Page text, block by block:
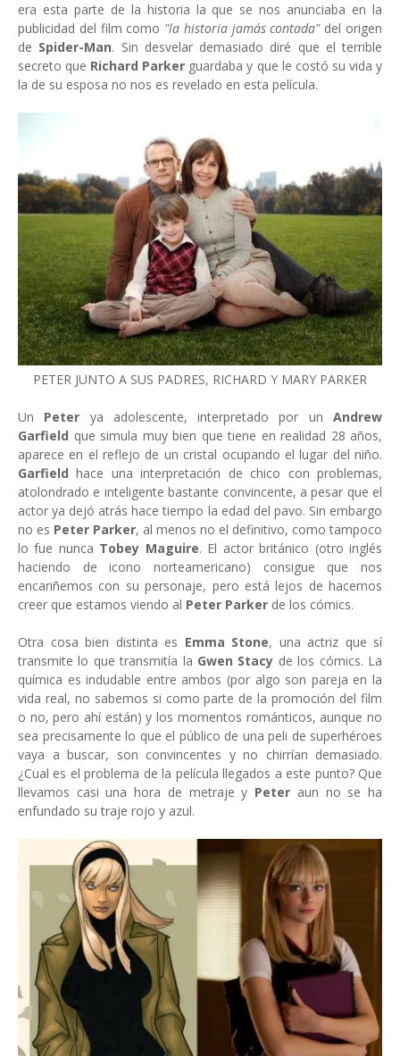
era esta parte de la historia la que se nos anunciaba en la
publicidad del film como "la historia jamás contada"del origen
de Spider-Man. Sin desvelar demasiado diré que el terrible
secreto que Richard Parker guardaba y que le costó su vida y
la de su esposa no nos es revelado en esta película.
PETER JUNTO A SUS PADRES, RICHARD Y MARY PARKER
Un Peter ya adolescente, interpretado por unAndrew
Garfield que simula muy bien que tiene en realidad 28 años,
aparece en el reflejo de un cristal ocupando el lugar del niño.
Garfieldhace una interpretación de chico con problemas,
atolondrado e inteligente bastante convincente, a pesar que el
actor ya dejó atrás hace tiempo la edad del pavo. Sin embargo
no es Peter Parker, al menos no el definitivo, como tampoco
lo fue nunca Tobey Maguire. El actor británico (otro inglés
haciendo de icono norteamericano) consigue que nos
encariñemos con su personaje, pero está lejos de hacernos
creer que estamos viendo al Peter Parker de los cómics.
Otra cosa bien distinta es Emma Stone, una actriz que sí
transmite lo que transmitía la Gwen Stacy de los cómics. La
química es indudable entre ambos (por algo son pareja en la
vida real, no sabemos si como parte de la promoción del film
o no, pero ahí están) y los momentos románticos, aunque no
sea precisamente lo que el público de una peli de superhéroes
vaya a buscar, son convincentes y no chirrían demasiado.
¿Cual es el problema de la película llegados a este punto? Que
llevamos casi una hora de metraje y Peter aun no se ha
enfundado su traje rojo y azul.